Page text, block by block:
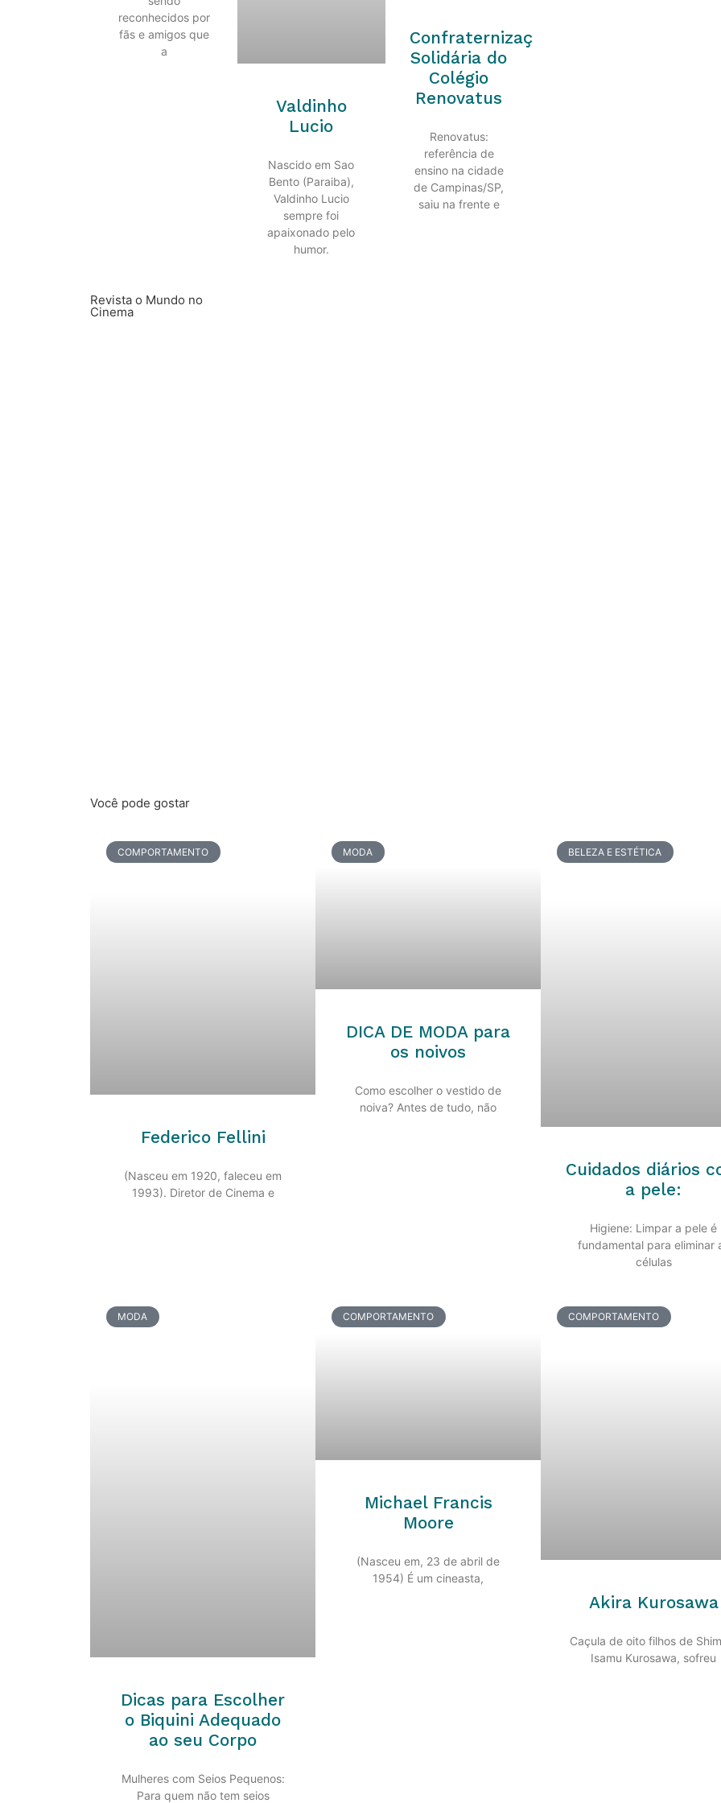
reconhecidos por
fãs e amigos que
a
Valdinho
Lucio
Nascido em Sao
Bento (Paraiba),
Valdinho Lucio
sempre foi
apaixonado pelo
humor.
Confraternização
Solidária do
Colégio
Renovatus
Renovatus:
referência de
ensino na cidade
de Campinas/SP,
saiu na frente e
Revista o Mundo no
Cinema
Você pode gostar
COMPORTAMENTO
Federico Fellini
(Nasceu em 1920, faleceu em
1993). Diretor de Cinema e
MODA
DICA DE MODA para
os noivos
Como escolher o vestido de
noiva? Antes de tudo, não
BELEZA E ESTÉTICA
Cuidados diários
a pele:
Higiene: Limpar a pele é
fundamental para eliminar
células
MODA
Dicas para Escolher
o Biquini Adequado
ao seu Corpo
Mulheres com Seios Pequenos:
Para quem não tem seios
COMPORTAMENTO
Michael Francis
Moore
(Nasceu em, 23 de abril de
1954) É um cineasta,
COMPORTAMENTO
Akira Kurosawa
Caçula de oito filhos de
Isamu Kurosawa, sofreu